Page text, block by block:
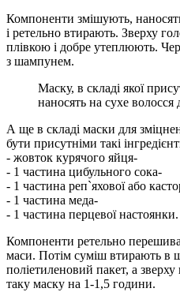
Компоненти змішують,
і ретельно втирають. Зверху
плівкою і добре утеплюють.
з шампунем.
Маску, в складі якої
наносять на сухе волосся
А ще в складі маски для
бути присутніми такі
- жовток курячого яйця-
- 1 частина цибульного сока-
- 1 частина реп`яхової або
- 1 частина меда-
- 1 частина перцевої настоянки.
Компоненти ретельно
маси. Потім суміш втирають в
поліетиленовий пакет, а
таку маску на 1-1,5 години.